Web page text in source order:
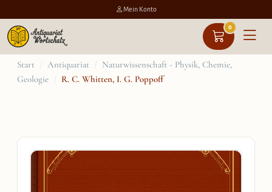
Mein Konto
0
Zum
Inhalt
Start / Antiquariat / Naturwissenschaft - Physik, Chemie,
Geologie / R. C. Whitten, I. G. Poppoff